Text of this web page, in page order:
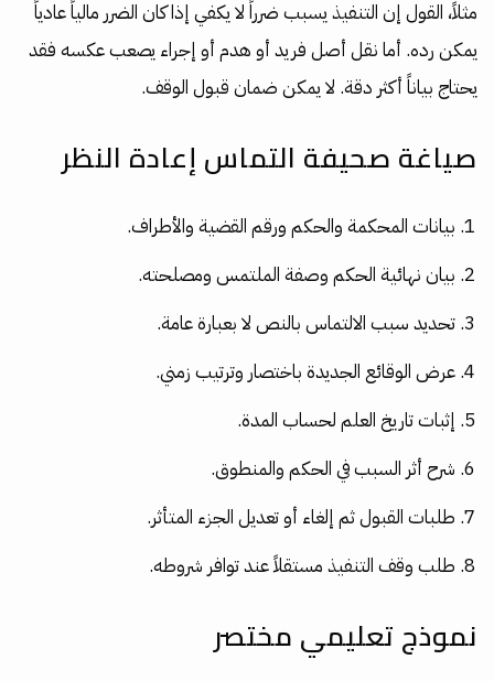
مثلاً، القول إن التنفيذ يسبب ضرراً لا يكفي إذا كان الضرر مالياً عادياً
يمكن رده. أما نقل أصل فريد أو هدم أو إجراء يصعب عكسه فقد
يحتاج بياناً أكثر دقة. لا يمكن ضمان قبول الوقف.
صياغة صحيفة التماس إعادة النظر
بيانات المحكمة والحكم ورقم القضية والأطراف.
بيان نهائية الحكم وصفة الملتمس ومصلحته.
تحديد سبب الالتماس بالنص لا بعبارة عامة.
عرض الوقائع الجديدة باختصار وترتيب زمني.
إثبات تاريخ العلم لحساب المدة.
شرح أثر السبب في الحكم والمنطوق.
طلبات القبول ثم إلغاء أو تعديل الجزء المتأثر.
طلب وقف التنفيذ مستقلاً عند توافر شروطه.
نموذج تعليمي مختصر